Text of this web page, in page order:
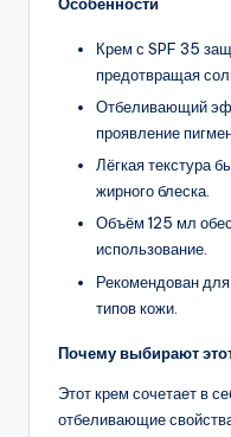
Крем с SPF 35
предотвращая
Отбеливающий
проявление
Лёгкая текстура
жирного блеска.
Объём 125 мл
использование.
Рекомендован
типов кожи.
Почему выбирают
Этот крем сочетает в
отбеливающие